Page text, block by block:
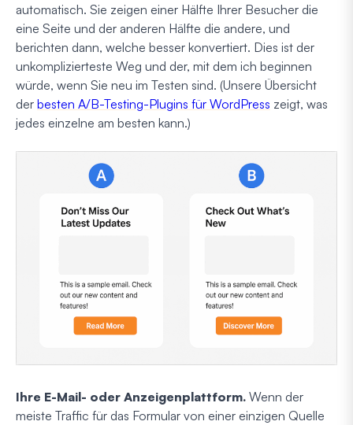
automatisch. Sie zeigen einer Hälfte Ihrer Besucher die
eine Seite und der anderen Hälfte die andere, und
berichten dann, welche besser konvertiert. Dies ist der
unkomplizierteste Weg und der, mit dem ich beginnen
würde, wenn Sie neu im Testen sind. (Unsere Übersicht
der besten A/B-Testing-Plugins für WordPress zeigt, was
jedes einzelne am besten kann.)
Ihre E-Mail- oder Anzeigenplattform. Wenn der
meiste Traffic für das Formular von einer einzigen Quelle